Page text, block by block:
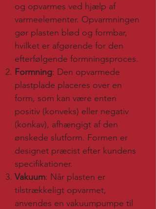
og opvarmes ved hjælp af
varmeelementer. Opvarmningen
gør plasten blød og formbar,
hvilket er afgørende for den
efterfølgende formningsproces.
Formning: Den opvarmede
plastplade placeres over en
form, som kan være enten
positiv (konveks) eller negativ
(konkav), afhængigt af den
ønskede slutform. Formen er
designet præcist efter kundens
specifikationer.
Vakuum: Når plasten er
tilstrækkeligt opvarmet,
anvendes en vakuumpumpe til